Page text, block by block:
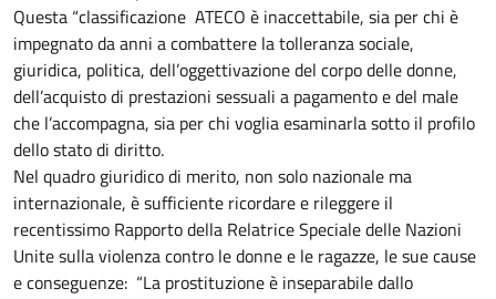
Questa “classificazione ATECO è inaccettabile, sia per chi è
impegnato da anni a combattere la tolleranza sociale,
giuridica, politica, dell’oggettivazione del corpo delle donne,
dell’acquisto di prestazioni sessuali a pagamento e del male
che l’accompagna, sia per chi voglia esaminarla sotto il profilo
dello stato di diritto.
Nel quadro giuridico di merito, non solo nazionale ma
internazionale, è sufficiente ricordare e rileggere il
recentissimo Rapporto della Relatrice Speciale delle Nazioni
Unite sulla violenza contro le donne e le ragazze, le sue cause
e conseguenze: “La prostituzione è inseparabile dallo